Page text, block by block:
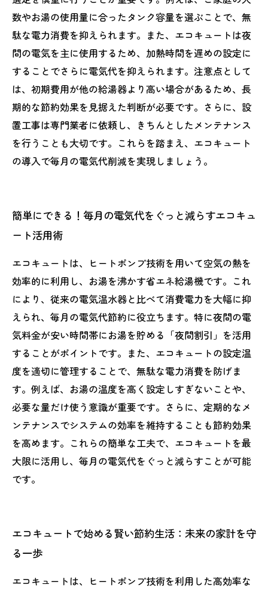
数やお湯の使用量に合ったタンク容量を選ぶことで、無
駄な電力消費を抑えられます。また、エコキュートは夜
間の電気を主に使用するため、加熱時間を遅めの設定に
することでさらに電気代を抑えられます。注意点として
は、初期費用が他の給湯器より高い場合があるため、長
期的な節約効果を見据えた判断が必要です。さらに、設
置工事は専門業者に依頼し、きちんとしたメンテナンス
を行うことも大切です。これらを踏まえ、エコキュート
の導入で毎月の電気代削減を実現しましょう。
簡単にできる！毎月の電気代をぐっと減らすエコキュ
ート活用術
エコキュートは、ヒートポンプ技術を用いて空気の熱を
効率的に利用し、お湯を沸かす省エネ給湯機です。これ
により、従来の電気温水器と比べて消費電力を大幅に抑
えられ、毎月の電気代節約に役立ちます。特に夜間の電
気料金が安い時間帯にお湯を貯める「夜間割引」を活用
することがポイントです。また、エコキュートの設定温
度を適切に管理することで、無駄な電力消費を防げま
す。例えば、お湯の温度を高く設定しすぎないことや、
必要な量だけ使う意識が重要です。さらに、定期的なメ
ンテナンスでシステムの効率を維持することも節約効果
を高めます。これらの簡単な工夫で、エコキュートを最
大限に活用し、毎月の電気代をぐっと減らすことが可能
です。
エコキュートで始める賢い節約生活：未来の家計を守
る一歩
エコキュートは、ヒートポンプ技術を利用した高効率な